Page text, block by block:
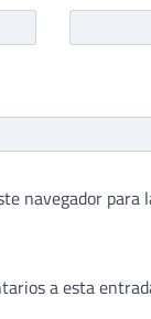
navegador para
a esta